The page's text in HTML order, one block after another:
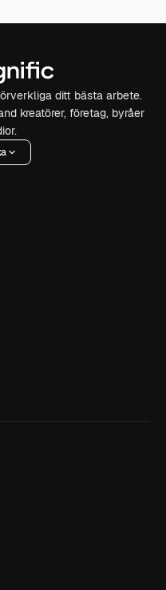
ditt bästa arbete.
kreatörer, företag, byråer